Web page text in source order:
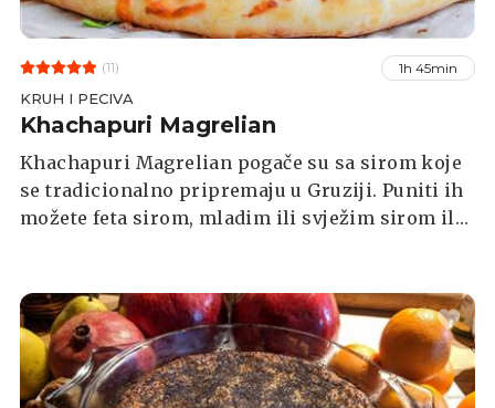
(11) 1h 45min
KRUH I PECIVA
Khachapuri Magrelian
Khachapuri Magrelian pogače su sa sirom koje
se tradicionalno pripremaju u Gruziji. Puniti ih
možete feta sirom, mladim ili svježim sirom ili